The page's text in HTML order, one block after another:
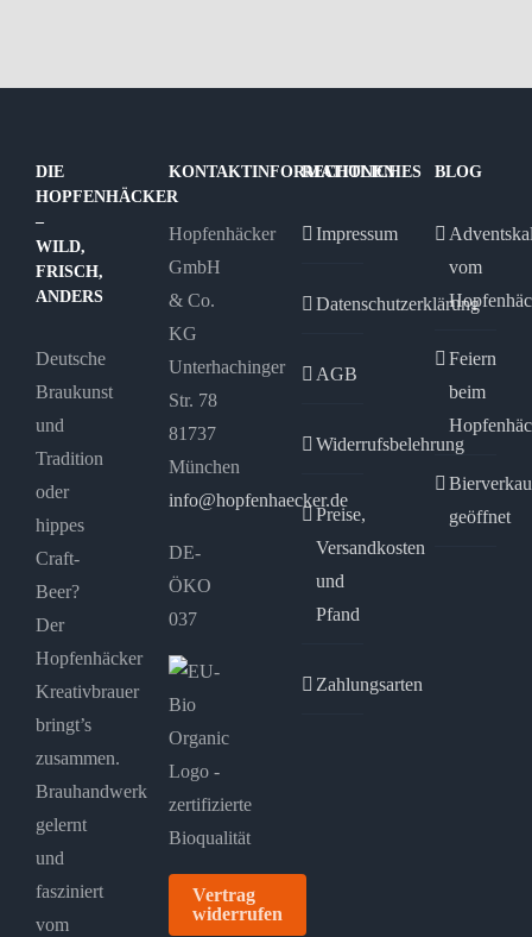
DIE
HOPFENHÄCKER
–
WILD,
FRISCH,
ANDERS
Deutsche
Braukunst
und
Tradition
oder
hippes
Craft-
Beer?
Der
Hopfenhäcker
Kreativbrauer
bringt’s
zusammen.
Brauhandwerk
gelernt
und
fasziniert
vom
KONTAKTINFORMATIONEN
Hopfenhäcker
GmbH
& Co.
KG
Unterhachinger
Str. 78
81737
München
info@hopfenhaecker.de
DE-
ÖKO
037
Vertrag
widerrufen
RECHTLICHES
Impressum
Datenschutzerklärung
AGB
Widerrufsbelehrung
Preise,
Versandkosten
und
Pfand
Zahlungsarten
BLOG
vom
Feiern
beim
geöffnet